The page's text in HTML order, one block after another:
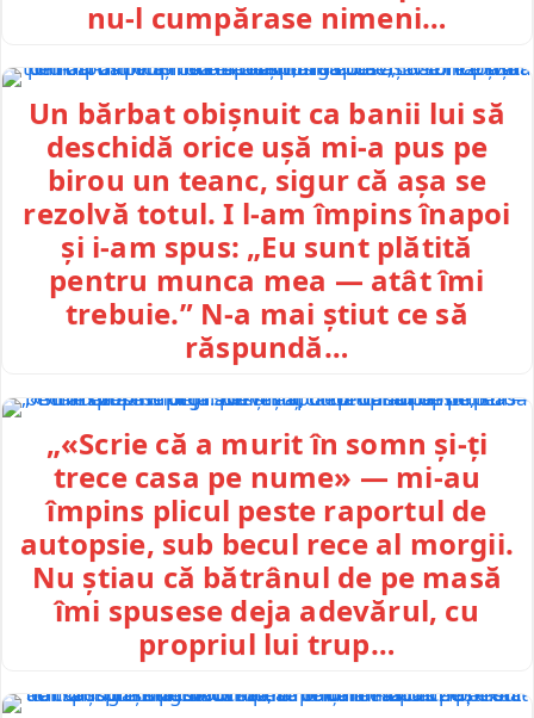
nu-l cumpărase nimeni…
Un bărbat obișnuit ca banii lui să
deschidă orice ușă mi-a pus pe
birou un teanc, sigur că așa se
rezolvă totul. I l-am împins înapoi
și i-am spus: „Eu sunt plătită
pentru munca mea — atât îmi
trebuie.” N-a mai știut ce să
răspundă…
„«Scrie că a murit în somn și-ți
trece casa pe nume» — mi-au
împins plicul peste raportul de
autopsie, sub becul rece al morgii.
Nu știau că bătrânul de pe masă
îmi spusese deja adevărul, cu
propriul lui trup…